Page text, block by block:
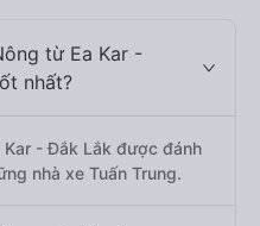
từ Ea Kar -
nhất?
Kar - Đắk Lắk được đánh
nhà xe Tuấn Trung.